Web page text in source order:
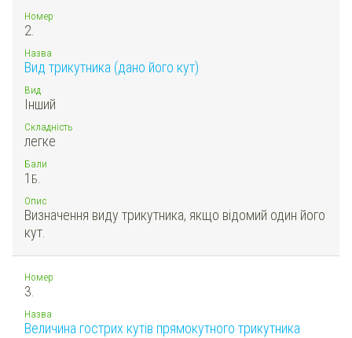
Номер
2.
Назва
Вид трикутника (дано його кут)
Вид
Інший
Складність
легке
Бали
1 Б.
Опис
Визначення виду трикутника, якщо відомий один його
кут.
Номер
3.
Назва
Величина гострих кутів прямокутного трикутника